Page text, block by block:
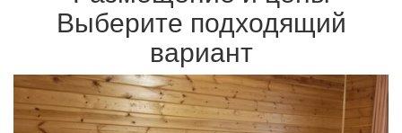
Выберите подходящий
вариант